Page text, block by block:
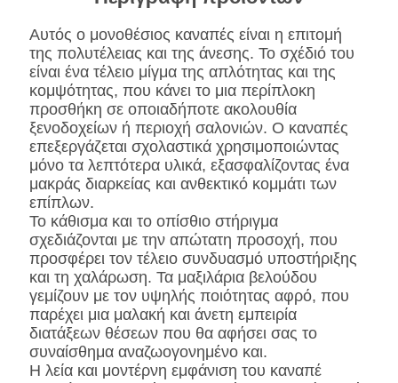
Αυτός ο μονοθέσιος καναπές είναι η επιτομή
της πολυτέλειας και της άνεσης. Το σχέδιό του
είναι ένα τέλειο μίγμα της απλότητας και της
κομψότητας, που κάνει το μια περίπλοκη
προσθήκη σε οποιαδήποτε ακολουθία
ξενοδοχείων ή περιοχή σαλονιών. Ο καναπές
επεξεργάζεται σχολαστικά χρησιμοποιώντας
μόνο τα λεπτότερα υλικά, εξασφαλίζοντας ένα
μακράς διαρκείας και ανθεκτικό κομμάτι των
επίπλων.
Το κάθισμα και το οπίσθιο στήριγμα
σχεδιάζονται με την απώτατη προσοχή, που
προσφέρει τον τέλειο συνδυασμό υποστήριξης
και τη χαλάρωση. Τα μαξιλάρια βελούδου
γεμίζουν με τον υψηλής ποιότητας αφρό, που
παρέχει μια μαλακή και άνετη εμπειρία
διατάξεων θέσεων που θα αφήσει σας το
συναίσθημα αναζωογονημένο και.
Η λεία και μοντέρνη εμφάνιση του καναπέ